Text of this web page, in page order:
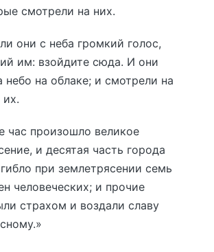
смотрели на них.
они с неба громкий голос,
им: взойдите сюда. И они
небо на облаке; и смотрели на
их.
час произошло великое
и десятая часть города
при землетрясении семь
человеческих; и прочие
страхом и воздали славу